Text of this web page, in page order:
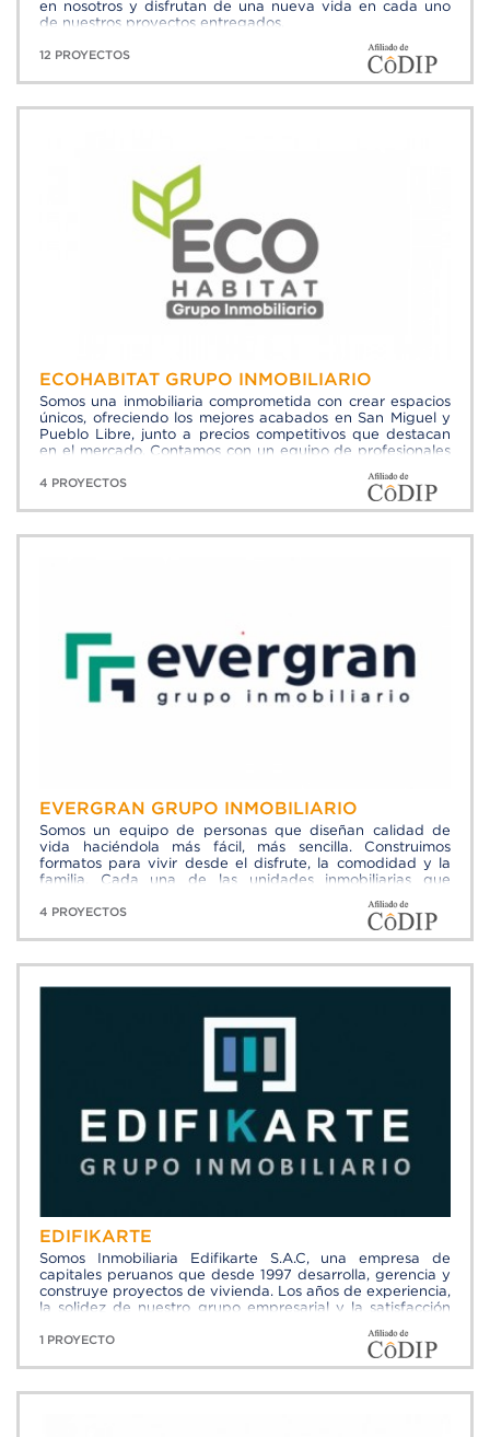
en nosotros y disfrutan de una nueva vida en cada uno
de nuestros proyectos entregados.
12 PROYECTOS
ECOHABITAT GRUPO INMOBILIARIO
Somos una inmobiliaria comprometida con crear espacios
únicos, ofreciendo los mejores acabados en San Miguel y
Pueblo Libre, junto a precios competitivos que destacan
en el mercado. Contamos con un equipo de profesionales
en superar las expectativas de nuestros clientes en cada
4 PROYECTOS
EVERGRAN GRUPO INMOBILIARIO
Somos un equipo de personas que diseñan calidad de
vida haciéndola más fácil, más sencilla. Construimos
formatos para vivir desde el disfrute, la comodidad y la
familia. Cada una de las unidades inmobiliarias que
de la vida diaria de los clientes.
4 PROYECTOS
EDIFIKARTE
Somos Inmobiliaria Edifikarte S.A.C, una empresa de
capitales peruanos que desde 1997 desarrolla, gerencia y
construye proyectos de vivienda. Los años de experiencia,
la solidez de nuestro grupo empresarial y la satisfacción
garantía para nuestros clientes. Construimos proyectos
inmobiliarios modernos, conceptualizados y diseñados con
el único objetivo de satisfacer las exigencias y
necesidades de nuestros clientes en cuanto a calidad,
1 PROYECTO